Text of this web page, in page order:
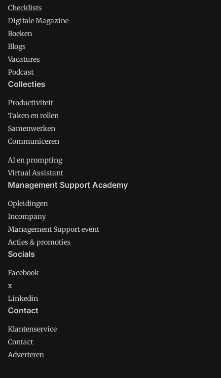
Checklists
Digitale Magazine
Boeken
Blogs
Vacatures
Podcast
Collecties
Productiviteit
Taken en rollen
Samenwerken
Communiceren
AI en prompting
Virtual Assistant
Management Support Academy
Opleidingen
Incompany
Management Support event
Acties & promoties
Socials
Facebook
x
Linkedin
Contact
Klantenservice
Contact
Adverteren